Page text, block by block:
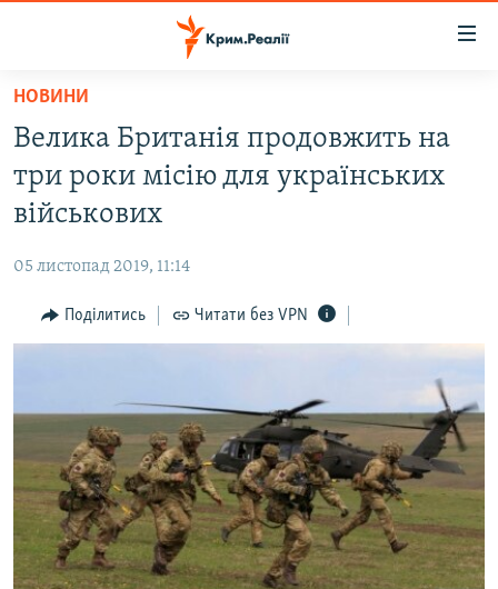
Перейти
основного
матеріалу
Перейти
до
основної
Перейти
до
ВІДЕО ТА ФОТО
БЛОГИ
ПОГЛЯД
ВСЕ ЗА ДЕНЬ
СПЕЦПРОЕКТИ
ДЕПОРТАЦІЯ
ВІДЕОУРОКИ «ELIFBE»
СВІДЧЕННЯ ОКУПАЦІЇ
ЯК ОБІЙТИ БЛОКУВАННЯ
Русский
Qırımtatar
НОВИНИ
Велика Британія продовжить на
три роки місію для українських
військових
05 листопад 2019, 11:14
Поділитись Читати без VPN